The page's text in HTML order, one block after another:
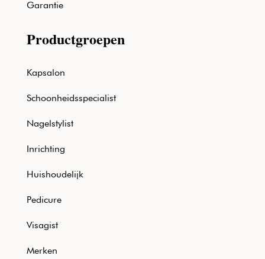
Garantie
Productgroepen
Kapsalon
Schoonheidsspecialist
Nagelstylist
Inrichting
Huishoudelijk
Pedicure
Visagist
Merken